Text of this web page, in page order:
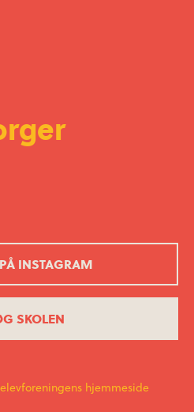
INSTAGRAM
SKOLEN
hjemmeside